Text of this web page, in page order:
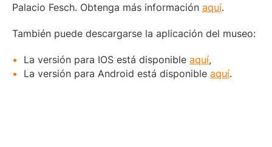
Palacio Fesch. Obtenga más información aquí.
También puede descargarse la aplicación del museo:
La versión para IOS está disponible aquí,
La versión para Android está disponible aquí.